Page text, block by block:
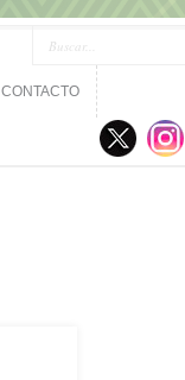
CONTACTO